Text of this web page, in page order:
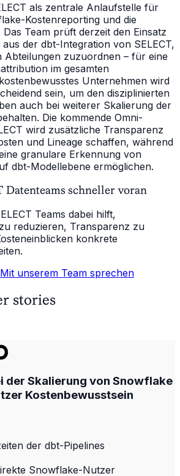
als zentrale Anlaufstelle für
Kostenreporting und die
Team prüft derzeit den Einsatz
der dbt-Integration von SELECT,
Abteilungen zuzuordnen – für eine
im gesamten
Unternehmen wird
sein, um den disziplinierten
auch bei weiterer Skalierung der
Die kommende Omni-
wird zusätzliche Transparenz
und Lineage schaffen, während
granulare Erkennung von
dbt-Modellebene ermöglichen.
Datenteams schneller voran
Teams dabei hilft,
reduzieren, Transparenz zu
konkrete
Mit unserem Team sprechen
stories
der Skalierung von Snowflake
Kostenbewusstsein
der dbt-Pipelines
Snowflake-Nutzer